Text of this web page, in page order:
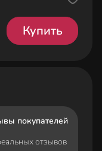
Купить
покупателей
отзывов